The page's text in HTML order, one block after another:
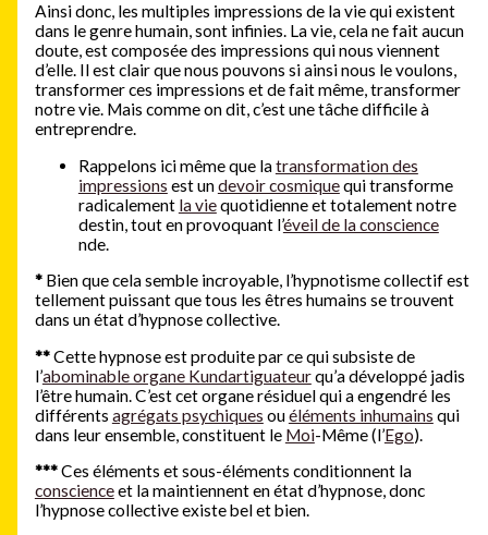
Ainsi donc, les multiples impressions de la vie qui existent
dans le genre humain, sont infinies. La vie, cela ne fait aucun
doute, est composée des impressions qui nous viennent
d’elle. Il est clair que nous pouvons si ainsi nous le voulons,
transformer ces impressions et de fait même, transformer
notre vie. Mais comme on dit, c’est une tâche difficile à
entreprendre.
Rappelons ici même que latransformation des
impressions est undevoir cosmiquequi transforme
radicalement la viequotidienne et totalement notre
destin, tout en provoquant l’éveil de la conscience
nde.
*Bien que cela semble incroyable, l’hypnotisme collectif est
tellement puissant que tous les êtres humains se trouvent
dans un état d’hypnose collective.
**Cette hypnose est produite par ce qui subsiste de
l’abominable organe Kundartiguateurqu’a développé jadis
l’être humain. C’est cet organe résiduel qui a engendré les
différents agrégats psychiques ouéléments inhumains qui
dans leur ensemble, constituent le Moi-Même (l’Ego).
***Ces éléments et sous-éléments conditionnent la
conscienceet la maintiennent en état d’hypnose, donc
l’hypnose collective existe bel et bien.